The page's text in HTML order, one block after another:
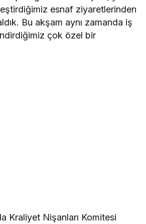
esnaf ziyaretlerinden
Bu akşam aynı zamanda iş
çok özel bir
Kraliyet Nişanları Komitesi